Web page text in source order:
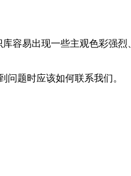
容易出现一些主观色彩强
问题时应该如何联系我们。